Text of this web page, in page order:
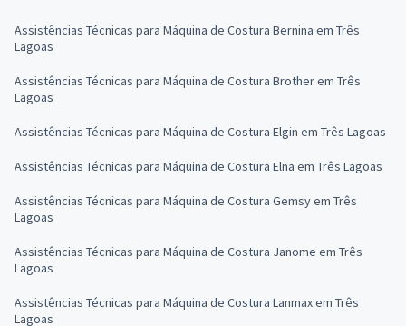
Assistências Técnicas para Máquina de Costura Bernina em Três
Lagoas
Assistências Técnicas para Máquina de Costura Brother em Três
Lagoas
Assistências Técnicas para Máquina de Costura Elgin em Três Lagoas
Assistências Técnicas para Máquina de Costura Elna em Três Lagoas
Assistências Técnicas para Máquina de Costura Gemsy em Três
Lagoas
Assistências Técnicas para Máquina de Costura Janome em Três
Lagoas
Assistências Técnicas para Máquina de Costura Lanmax em Três
Lagoas